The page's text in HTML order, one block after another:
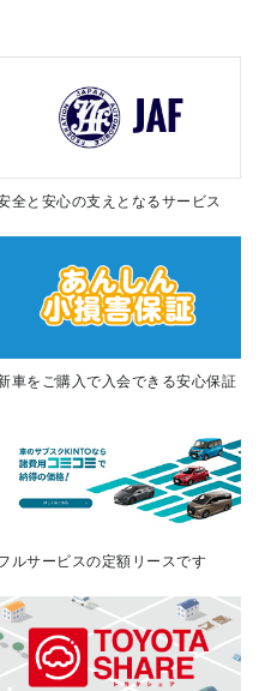
全と安心の支えとなるサービス
車をご購入で入会できる安心保証
ルサービスの定額リースです